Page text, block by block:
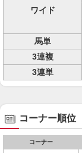
ワイド
馬単
3連複
3連単
コーナー順位
コーナー